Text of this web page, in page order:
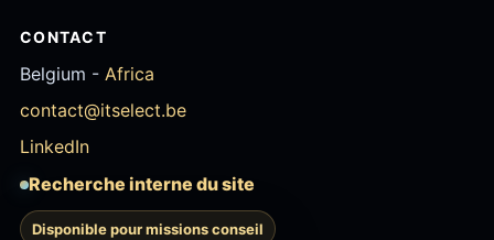
CONTACT
Belgium - Africa
contact@itselect.be
LinkedIn
Recherche interne du site
Disponible pour missions conseil